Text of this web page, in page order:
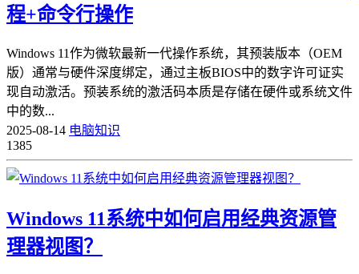
程+命令行操作
Windows 11作为微软最新一代操作系统，其预装版本（OEM
版）通常与硬件深度绑定，通过主板BIOS中的数字许可证实
现自动激活。预装系统的激活码本质是存储在硬件或系统文件
中的数...
2025-08-14 电脑知识
1385
Windows 11系统中如何启用经典资源管
理器视图？